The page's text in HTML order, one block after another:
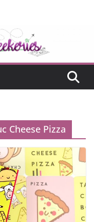
Cheese Pizza